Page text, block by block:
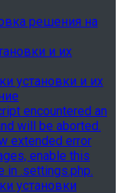
решения на
и их
установки и их
encountered an
will be aborted.
extended error
enable this
in .settings.php.
установки